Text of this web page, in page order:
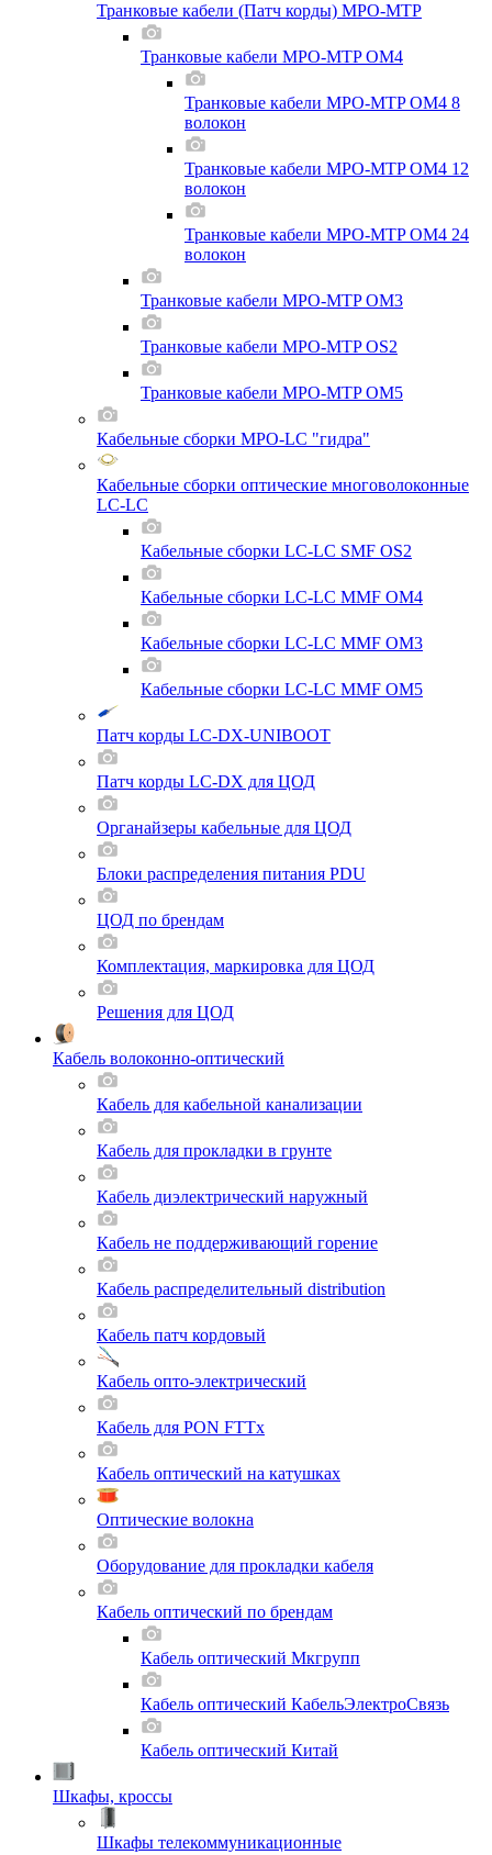
Транковые кабели (Патч корды) MPO-MTP
Транковые кабели MPO-MTP OM4
Транковые кабели MPO-MTP OM4 8
волокон
Транковые кабели MPO-MTP OM4 12
волокон
Транковые кабели MPO-MTP OM4 24
волокон
Транковые кабели MPO-MTP OM3
Транковые кабели MPO-MTP OS2
Транковые кабели MPO-MTP OM5
Кабельные сборки MPO-LC "гидра"
Кабельные сборки оптические многоволоконные
LC-LC
Кабельные сборки LC-LC SMF OS2
Кабельные сборки LC-LC MMF OM4
Кабельные сборки LC-LC MMF OM3
Кабельные сборки LC-LC MMF OM5
Патч корды LC-DX-UNIBOOT
Патч корды LC-DX для ЦОД
Органайзеры кабельные для ЦОД
Блоки распределения питания PDU
ЦОД по брендам
Комплектация, маркировка для ЦОД
Решения для ЦОД
Кабель волоконно-оптический
Кабель для кабельной канализации
Кабель для прокладки в грунте
Кабель диэлектрический наружный
Кабель не поддерживающий горение
Кабель распределительный distribution
Кабель патч кордовый
Кабель опто-электрический
Кабель для PON FTTx
Кабель оптический на катушках
Оптические волокна
Оборудование для прокладки кабеля
Кабель оптический по брендам
Кабель оптический Мкгрупп
Кабель оптический КабельЭлектроСвязь
Кабель оптический Китай
Шкафы, кроссы
Шкафы телекоммуникационные